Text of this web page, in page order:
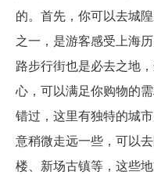
的。首先，你可以去城
之一，是游客感受上海
路步行街也是必去之地
心，可以满足你购物的
错过，这里有独特的城
意稍微走远一些，可以
楼、新场古镇等，这些